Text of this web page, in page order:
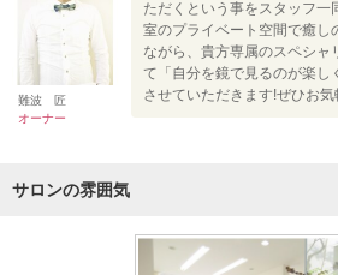
難波 匠
オーナー
ただくという事をスタッフ一
室のプライベート空間で癒し
ながら、貴方専属のスペシャ
て「自分を鏡で見るのが楽し
させていただきます!ぜひお
サロンの雰囲気